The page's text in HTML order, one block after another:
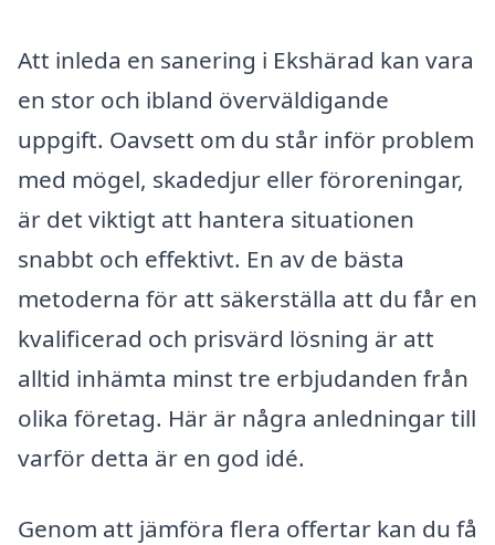
Att inleda en sanering i Ekshärad kan vara
en stor och ibland överväldigande
uppgift. Oavsett om du står inför problem
med mögel, skadedjur eller föroreningar,
är det viktigt att hantera situationen
snabbt och effektivt. En av de bästa
metoderna för att säkerställa att du får en
kvalificerad och prisvärd lösning är att
alltid inhämta minst tre erbjudanden från
olika företag. Här är några anledningar till
varför detta är en god idé.
Genom att jämföra flera offertar kan du få